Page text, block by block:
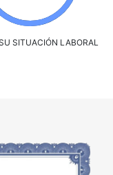
SITUACIÓN LABORAL